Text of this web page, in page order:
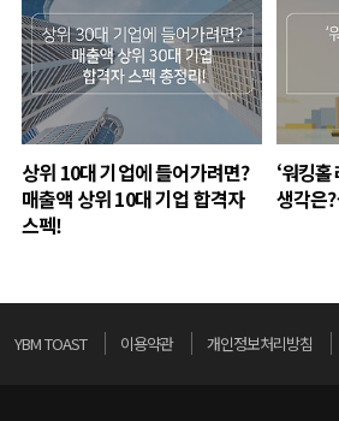
상위 10대 기업에 들어가려면?
매출액 상위 10대 기업 합격자
스펙!
‘워킹
생각은
YBM TOAST 이용약관 개인정보처리방침